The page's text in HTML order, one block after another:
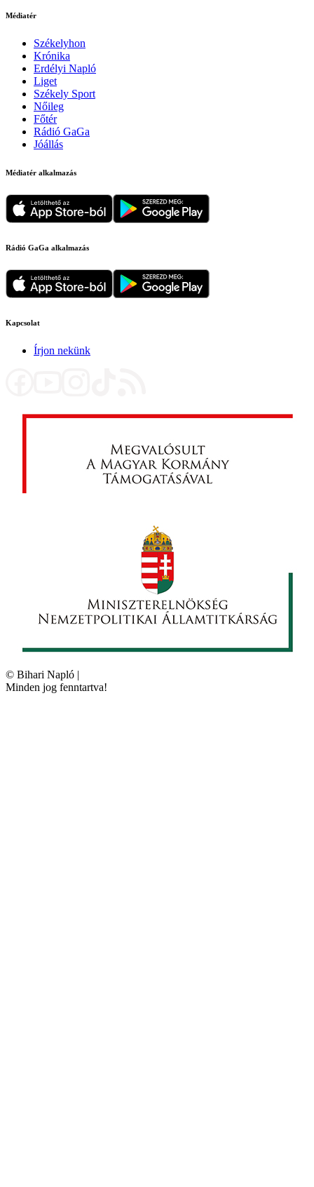
Médiatér
Székelyhon
Krónika
Erdélyi Napló
Liget
Székely Sport
Nőileg
Főtér
Rádió GaGa
Jóállás
Médiatér alkalmazás
Rádió GaGa alkalmazás
Kapcsolat
Írjon nekünk
© Bihari Napló |
Minden jog fenntartva!